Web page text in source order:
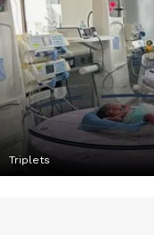
Triplets